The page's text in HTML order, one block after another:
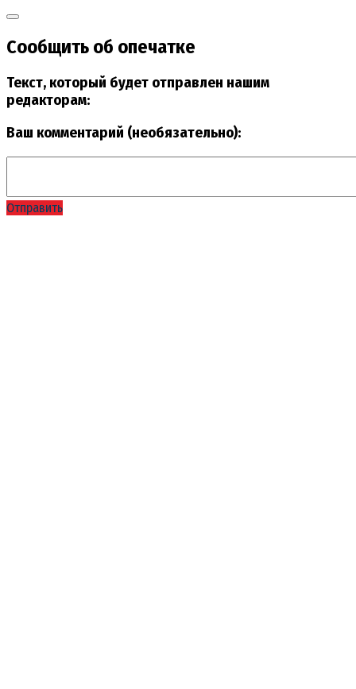
Сообщить об опечатке
Текст, который будет отправлен нашим
редакторам:
Ваш комментарий (необязательно):
Отправить